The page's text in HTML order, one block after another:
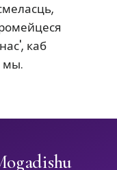
каб
мы.